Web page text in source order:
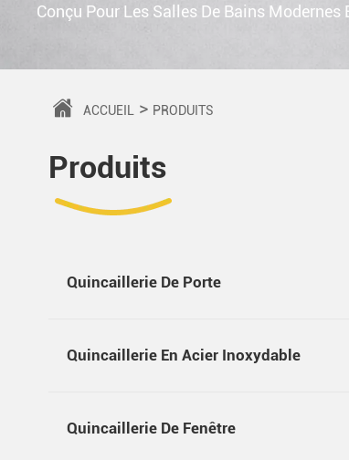
Conçu Pour Les Salles De Bains
ACCUEIL > PRODUITS
Produits
Quincaillerie De Porte
Quincaillerie En Acier Inoxydable
Quincaillerie De Fenêtre